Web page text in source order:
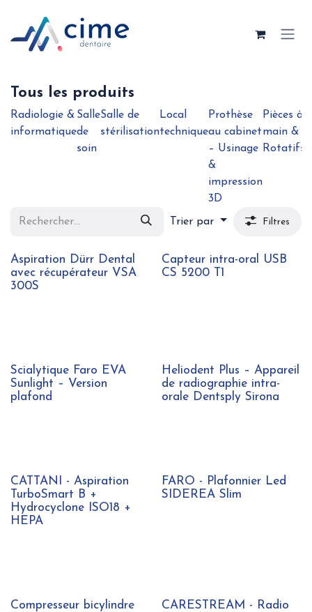
Tous les produits
Radiologie &
informatique
Salle
de
soin
Salle de
stérilisation
Local
technique
Prothèse
au cabinet
– Usinage
&
impression
3D
Pièces à
main &
Rotatifs
Trier par Filtres
Aspiration Dürr Dental
avec récupérateur VSA
300S
Capteur intra-oral USB
CS 5200 T1
Scialytique Faro EVA
Sunlight – Version
plafond
Heliodent Plus – Appareil
de radiographie intra-
orale Dentsply Sirona
CATTANI - Aspiration
TurboSmart B +
Hydrocyclone ISO18 +
HEPA
FARO - Plafonnier Led
SIDEREA Slim
Compresseur bicylindre
CARESTREAM - Radio